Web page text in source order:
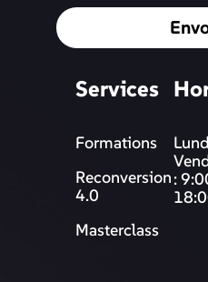
Services
Formations
Reconversion
4.0
Masterclass
: